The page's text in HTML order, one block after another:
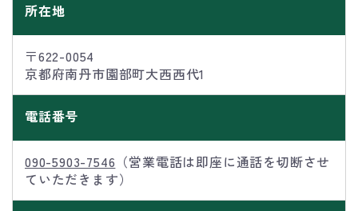
所在地
〒622-0054
京都府南丹市園部町大西西代1
電話番号
090-5903-7546 （営業電話は即座に通話を切断させ
ていただきます）